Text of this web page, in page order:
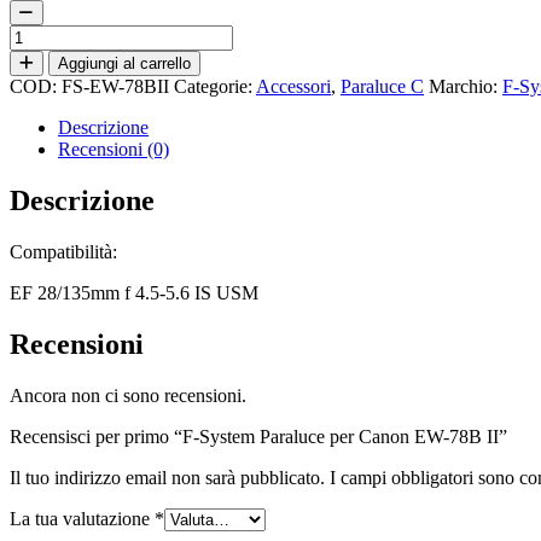
F-
System
Paraluce
per
Canon
EW-
II
quantità
Aggiungi al carrello
COD: FS-EW-78BII Categorie: Accessori, Paraluce C Marchio: F-
Descrizione
Recensioni (0)
Descrizione
Compatibilità:
EF 28/135mm f 4.5-5.6 IS USM
Recensioni
Ancora non ci sono recensioni.
Recensisci per primo “F-System Paraluce per Canon EW-78B II”
Il tuo indirizzo email non sarà pubblicato. I campi obbligatori sono
La tua valutazione *